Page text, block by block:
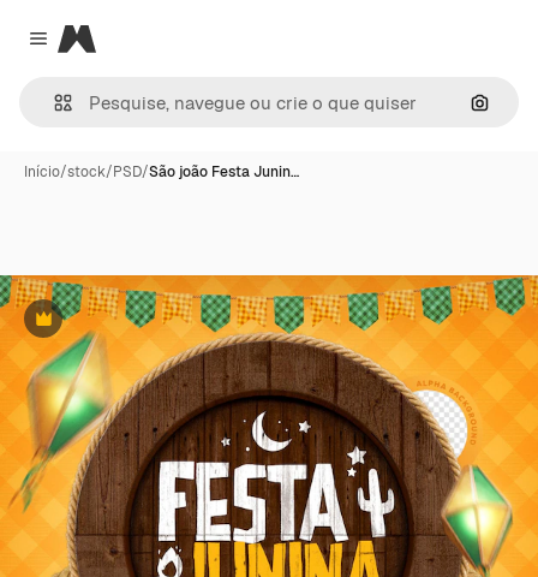
Close menu
Magnific
Início/stock/PSD/São joão Festa Junin…
Premium